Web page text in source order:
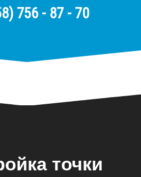
756 - 87 - 70
точки